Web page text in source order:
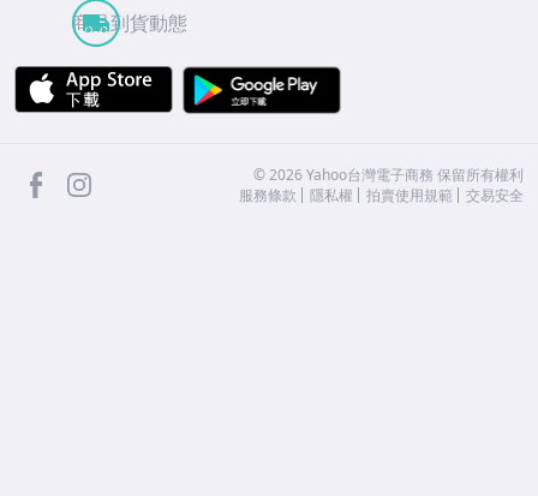
商品到貨動態
APP Store
facebook ©2026 Yahoo台灣電子商務 保留所有權利
服務條款
隱私權 拍賣使用規範 交易安全